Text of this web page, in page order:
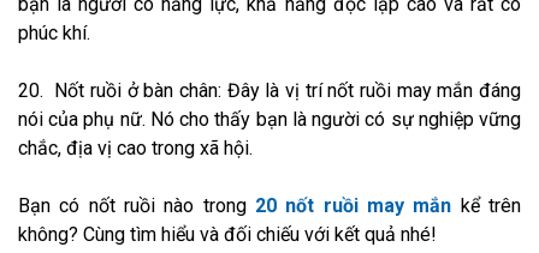
phúc khí.
20. Nốt ruồi ở bàn chân: Đây là vị trí nốt ruồi may mắn đáng
nói của phụ nữ. Nó cho thấy bạn là người có sự nghiệp vững
chắc, địa vị cao trong xã hội.
Bạn có nốt ruồi nào trong 20 nốt ruồi may mắn kể trên
không? Cùng tìm hiểu và đối chiếu với kết quả nhé!